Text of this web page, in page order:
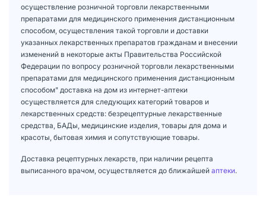
осуществление розничной торговли лекарственными
препаратами для медицинского применения дистанционным
способом, осуществления такой торговли и доставки
указанных лекарственных препаратов гражданам и внесении
изменений в некоторые акты Правительства Российской
Федерации по вопросу розничной торговли лекарственными
препаратами для медицинского применения дистанционным
способом" доставка на дом из интернет-аптеки
осуществляется для следующих категорий товаров и
лекарственных средств: безрецептурные лекарственные
средства, БАДы, медицинские изделия, товары для дома и
красоты, бытовая химия и сопутствующие товары.
Доставка рецептурных лекарств, при наличии рецепта
выписанного врачом, осуществляется до ближайшей аптеки.